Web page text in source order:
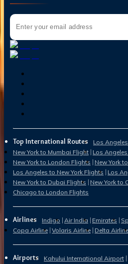
Top International Routes
Los
New York to Mumbai Flight Los
New York to London Flights New York
Los Angeles to New York Flights Los
New York to Dubai Flights New York to
Chicago to London Flights
Airlines Indigo Air India Emirates
Copa Airline Volaris Airline Delta Airline
Airports
Kahului International Airport